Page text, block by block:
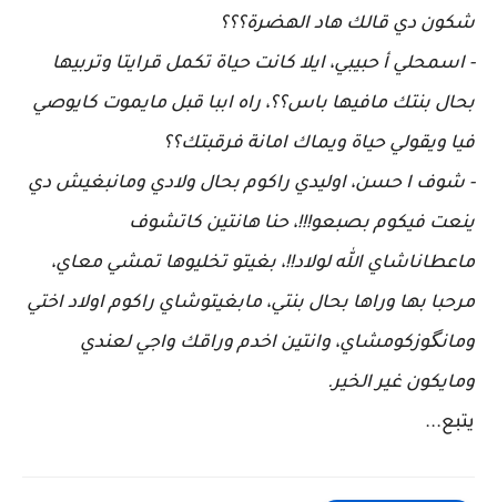
شكون دي قالك هاد الهضرة؟؟؟
- اسمحلي أ حبيبي، ايلا كانت حياة تكمل قرايتا وتربيها
بحال بنتك مافيها باس؟؟، راه اببا قبل مايموت كايوصي
فيا ويقولي حياة ويماك امانة فرقبتك؟؟
- شوف ا حسن، اوليدي راكوم بحال ولادي ومانبغيش دي
ينعت فيكوم بصبعو!!!، حنا هانتين كاتشوف
ماعطاناشاي الله لولاد!!، بغيتو تخليوها تمشي معاي،
مرحبا بها وراها بحال بنتي، مابغيتوشاي راكوم اولاد اختي
ومانگوزكومشاي، وانتين اخدم وراقك واجي لعندي
ومايكون غير الخير.
يتبع...